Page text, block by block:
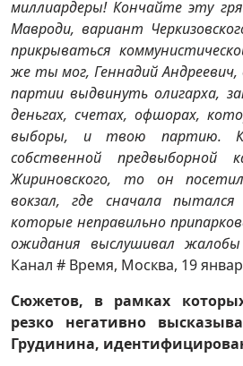
миллиардеры! Кончайте эту
Мавроди, вариант
прикрываться
же ты мог, Геннадий
партии выдвинуть олигарха,
деньгах, счетах, офшорах,
выборы, и твою партию.
собственной предвыборной
Жириновского, то он
вокзал, где сначала
которые неправильно
ожидания выслушивал жалобы
Канал # Время, Москва, 19
Сюжетов, в рамках
резко негативно
Грудинина,